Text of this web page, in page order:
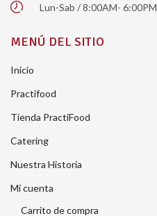
Lun-Sab / 8:00AM- 6:00PM
MENÚ DEL SITIO
Inicio
Practifood
Tienda PractiFood
Catering
Nuestra Historia
Mi cuenta
Carrito de compra